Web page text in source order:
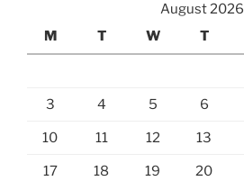
August 2026
M
T W T
3 4 5 6
10 11 12 13
17 18 19 20